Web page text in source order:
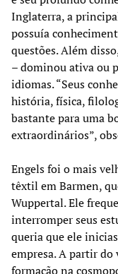
Inglaterra, a
possuía
questões. Além
– dominou ativa ou
idiomas. “Seus
história, física,
bastante para uma
extraordinários”,
Engels foi o mais
têxtil em Barmen,
Wuppertal. Ele
interromper seus
queria que ele
empresa. A partir do
formação na